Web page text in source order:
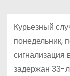
Курьезный
понедельник,
сигнализация
задержан 33-